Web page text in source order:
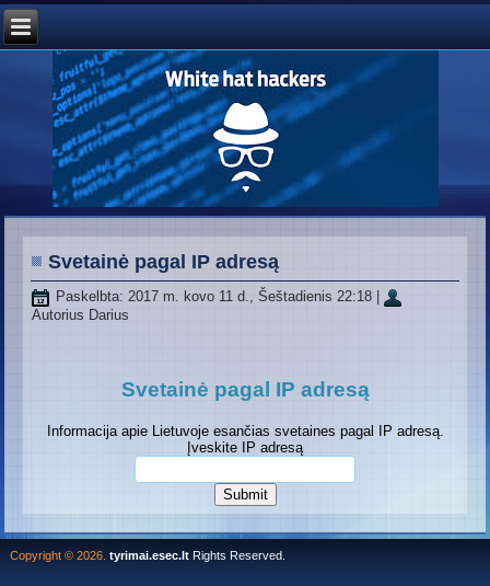
Svetainė pagal IP adresą
Paskelbta: 2017 m. kovo 11 d., Šeštadienis 22:18
Autorius Darius
Svetainė pagal IP adresą
Informacija apie Lietuvoje esančias svetaines pagal IP adresą.
Įveskite IP adresą
Copyright © 2026. tyrimai.esec.ltRights Reserved.